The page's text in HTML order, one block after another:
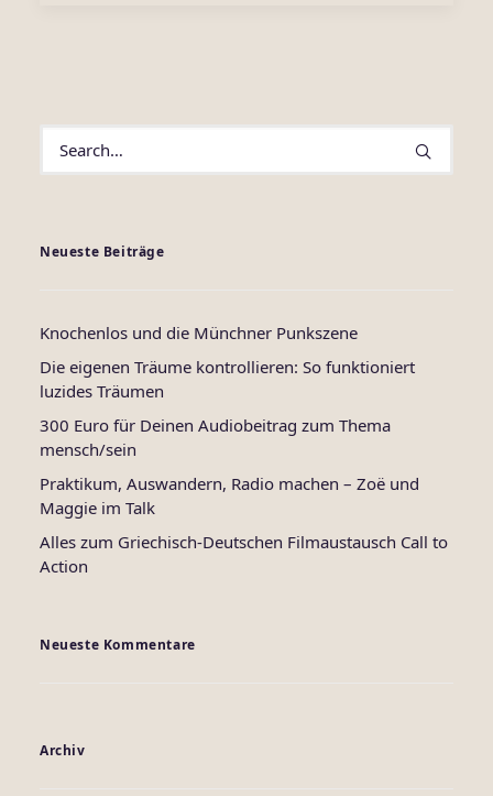
Neueste Beiträge
Knochenlos und die Münchner Punkszene
Die eigenen Träume kontrollieren: So funktioniert
luzides Träumen
300 Euro für Deinen Audiobeitrag zum Thema
mensch/sein
Praktikum, Auswandern, Radio machen – Zoë und
Maggie im Talk
Alles zum Griechisch-Deutschen Filmaustausch Call to
Action
Neueste Kommentare
Archiv